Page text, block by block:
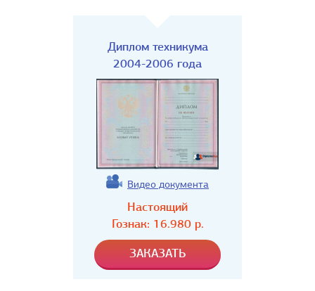
Диплом техникума
2004-2006 года
Видео документа
Настоящий
Гознак: 16.980р.